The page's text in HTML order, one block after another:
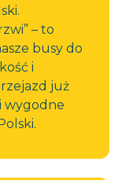
– to
busy do
i
już
wygodne